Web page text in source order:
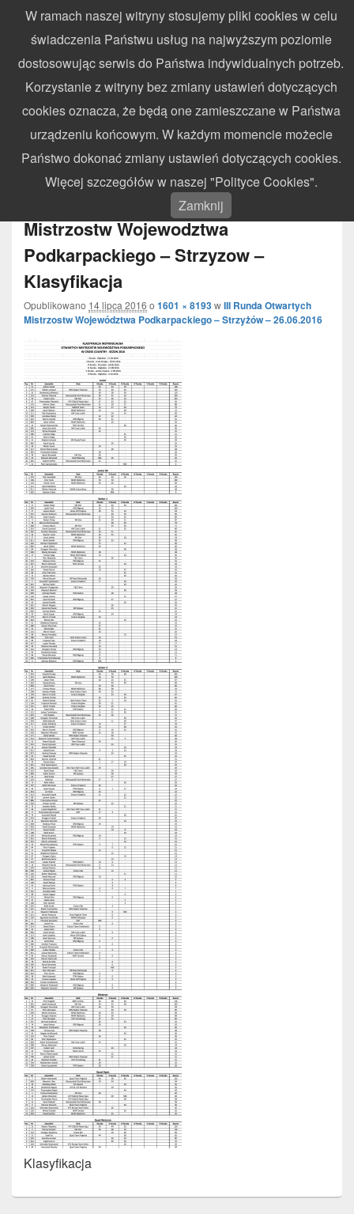
WynikiZawodow.pl
Profesjonalny elektroniczny pomiar czasu – chronometraż zawodów
sportowych
Search
for:
Search
2016.06.26 – III Runda Otwartych
Mistrzostw Wojewodztwa
Podkarpackiego – Strzyzow –
Klasyfikacja
Opublikowano 14 lipca 2016 o 1601 × 8193wIII Runda Otwartych
Mistrzostw Województwa Podkarpackiego – Strzyżów – 26.06.2016
Klasyfikacja
W ramach naszej witryny stosujemy pliki cookies w celu
świadczenia Państwu usług na najwyższym poziomie
dostosowując serwis do Państwa indywidualnych potrzeb.
Korzystanie z witryny bez zmiany ustawień dotyczących
cookies oznacza, że będą one zamieszczane w Państwa
urządzeniu końcowym. W każdym momencie możecie
Państwo dokonać zmiany ustawień dotyczących cookies.
Więcej szczegółów w naszej "Polityce Cookies".
Zamknij